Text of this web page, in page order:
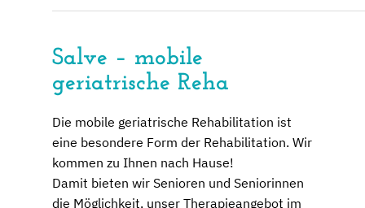
Salve – mobile
geriatrische Reha
Die mobile geriatrische Rehabilitation ist
eine besondere Form der Rehabilitation. Wir
kommen zu Ihnen nach Hause!
Damit bieten wir Senioren und Seniorinnen
die Möglichkeit, unser Therapieangebot im